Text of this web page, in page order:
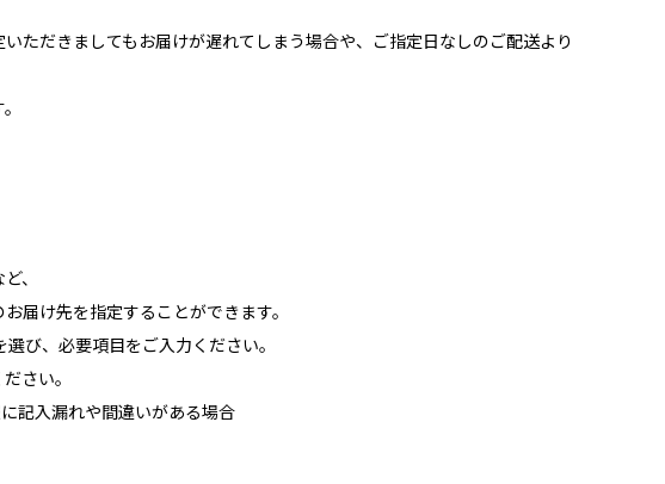
ただきましてもお届けが遅れてしまう場合や、ご指定日なしのご配送より
、
届け先を指定することができます。
び、必要項目をご入力ください。
さい。
記入漏れや間違いがある場合